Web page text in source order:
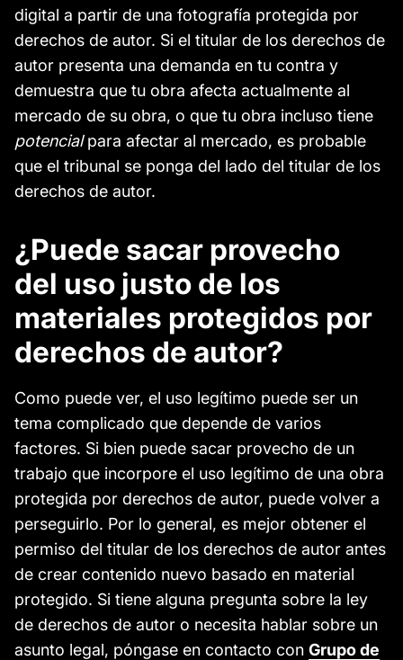
digital a partir de una fotografía protegida por
derechos de autor. Si el titular de los derechos de
autor presenta una demanda en tu contra y
demuestra que tu obra afecta actualmente al
mercado de su obra, o que tu obra incluso tiene
potencialpara afectar al mercado, es probable
que el tribunal se ponga del lado del titular de los
derechos de autor.
¿Puede sacar provecho
del uso justo de los
materiales protegidos por
derechos de autor?
Como puede ver, el uso legítimo puede ser un
tema complicado que depende de varios
factores. Si bien puede sacar provecho de un
trabajo que incorpore el uso legítimo de una obra
protegida por derechos de autor, puede volver a
perseguirlo. Por lo general, es mejor obtener el
permiso del titular de los derechos de autor antes
de crear contenido nuevo basado en material
protegido. Si tiene alguna pregunta sobre la ley
de derechos de autor o necesita hablar sobre un
asunto legal, póngase en contacto con Grupo de